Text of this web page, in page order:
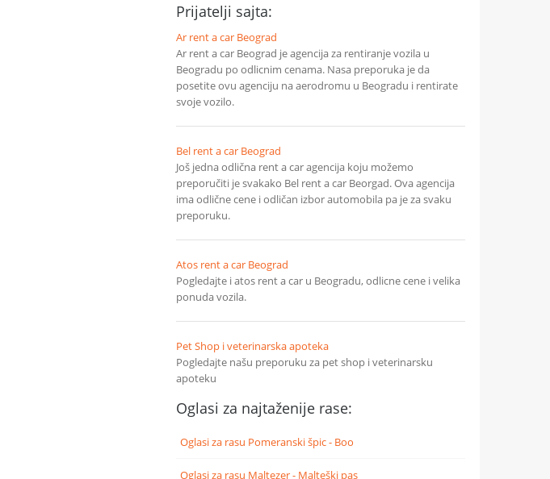
Prijatelji sajta:
Ar rent a car Beograd
Ar rent a car Beograd je agencija za rentiranje vozila u
Beogradu po odlicnim cenama. Nasa preporuka je da
posetite ovu agenciju na aerodromu u Beogradu i rentirate
svoje vozilo.
Bel rent a car Beograd
Još jedna odlična rent a car agencija koju možemo
preporučiti je svakako Bel rent a car Beorgad. Ova agencija
ima odlične cene i odličan izbor automobila pa je za svaku
preporuku.
Atos rent a car Beograd
Pogledajte i atos rent a car u Beogradu, odlicne cene i velika
ponuda vozila.
Pet Shop i veterinarska apoteka
Pogledajte našu preporuku za pet shop i veterinarsku
apoteku
Oglasi za najtaženije rase:
Oglasi za rasu Pomeranski špic - Boo
Oglasi za rasu Maltezer - Malteški pas